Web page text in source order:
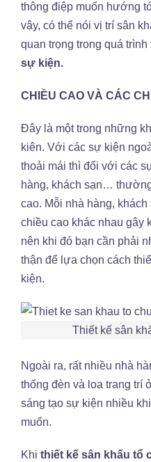
thông điệp muốn hướng
vậy, có thể nói vị trí sân
quan trọng trong quá trình
sự kiện.
CHIỀU CAO VÀ CÁC
Đây là một trong những
kiên. Với các sự kiện
thoải mái thì đối với các
hàng, khách sạn…
cao. Mỗi nhà hàng,
chiều cao khác nhau gây
nên khi đó bạn cần phải
thận để lựa chọn cách
kiện.
Thiết kế sân
Ngoài ra, rất nhiều nhà
thống đèn và loa trang trí
sáng tạo sự kiện nhiều
muốn.
Khi thiết kế sân khấu tổ